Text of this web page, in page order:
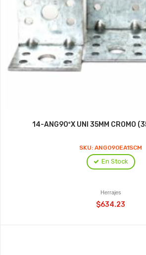
14-ANG90ºX UNI 35MM CROMO
SKU: ANG090EA1SCM
En Stock
Herrajes
$634.23